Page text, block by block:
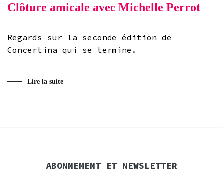
Clôture amicale avec Michelle Perrot
Regards sur la seconde édition de
Concertina qui se termine.
Lire la suite
ABONNEMENT ET NEWSLETTER